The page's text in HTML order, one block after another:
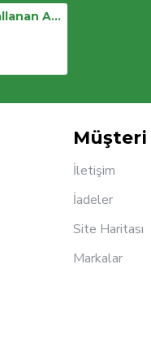
2-3-4 Yaş Ayıcık Sallanan Ayak Desenli Likra Penye Kumaş Sweat Pantolonlu Kız Erkek 2li Çocuk Takımı
Müşteri
İletişim
İadeler
Site Haritası
Markalar